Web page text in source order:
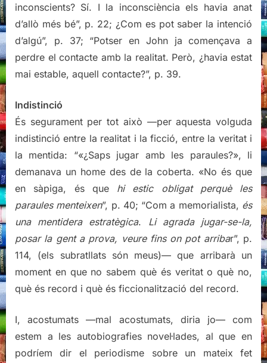
inconscients? Sí. I la inconsciència els havia anat
d’allò més bé”, p. 22; ¿Com es pot saber la intenció
d’algú”, p. 37; “Potser en John ja començava a
perdre el contacte amb la realitat. Però, ¿havia estat
mai estable, aquell contacte?”, p. 39.
Indistinció
És segurament per tot això —per aquesta volguda
indistinció entre la realitat i la ficció, entre la veritat i
la mentida: “«¿Saps jugar amb les paraules?», li
demanava un home des de la coberta. «No és que
en sàpiga, és que hi estic obligat perquè les
paraules menteixen”, p. 40; “Com a memorialista, és
una mentidera estratègica. Li agrada jugar-se-la,
posar la gent a prova, veure fins on pot arribar”, p.
114, (els subratllats són meus)— que arribarà un
moment en que no sabem què és veritat o què no,
què és record i què és ficcionalització del record.
I, acostumats —mal acostumats, diria jo— com
estem a les autobiografies novel·lades, al que en
podríem dir el periodisme sobre un mateix fet